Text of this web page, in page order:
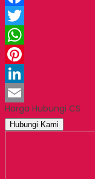
Facebook
Twitter
WhatsApp
Pinterest
LinkedIn
Email
Harga Hubungi CS
Hubungi Kami